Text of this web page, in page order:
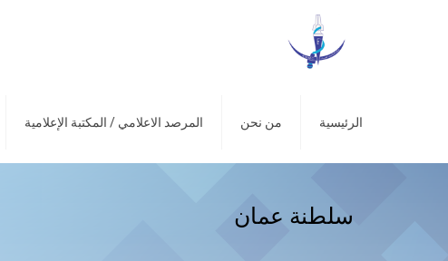
الرئيسية من نحن المرصد الاعلامي / المكتبة الإعلامية
سلطنة عمان